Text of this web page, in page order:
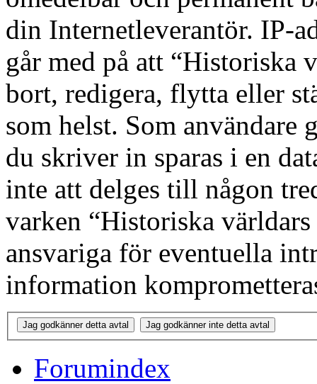
din Internetleverantör. IP-
går med på att “Historiska
bort, redigera, flytta eller
som helst. Som
du skriver in sparas i en
inte att delges till någon
varken “Historiska
ansvariga för eventuella
information
Forumindex